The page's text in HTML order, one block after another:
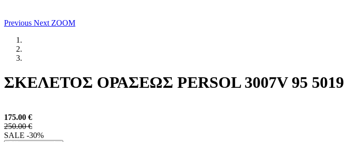
Previous Next ZOOM
ΣΚΕΛΕΤΟΣ ΟΡΑΣΕΩΣ PERSOL 3007V 95 5019
175.00 €
250.00 €
SALE -30%